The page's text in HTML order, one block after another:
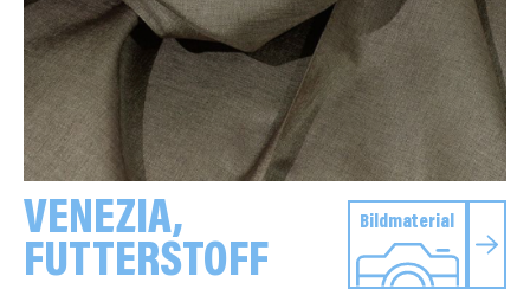
VENEZIA,
FUTTERSTOFF
Bildmaterial